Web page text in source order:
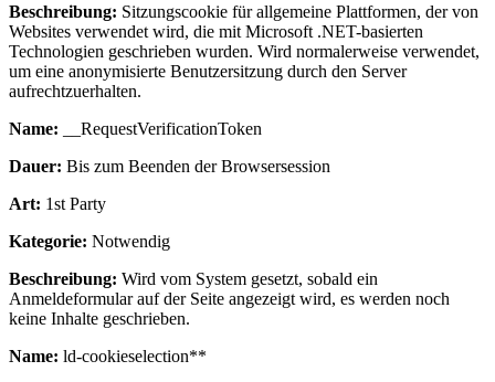
Beschreibung: Sitzungscookie für allgemeine Plattformen, der von
Websites verwendet wird, die mit Microsoft .NET-basierten
Technologien geschrieben wurden. Wird normalerweise verwendet,
um eine anonymisierte Benutzersitzung durch den Server
aufrechtzuerhalten.
Name: __RequestVerificationToken
Dauer: Bis zum Beenden der Browsersession
Art: 1st Party
Kategorie: Notwendig
Beschreibung: Wird vom System gesetzt, sobald ein
Anmeldeformular auf der Seite angezeigt wird, es werden noch
keine Inhalte geschrieben.
Name: ld-cookieselection**